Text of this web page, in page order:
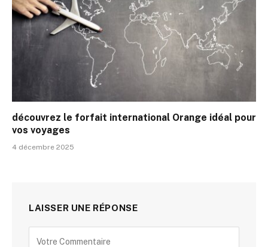
découvrez le forfait international Orange idéal pour
vos voyages
4 décembre 2025
LAISSER UNE RÉPONSE